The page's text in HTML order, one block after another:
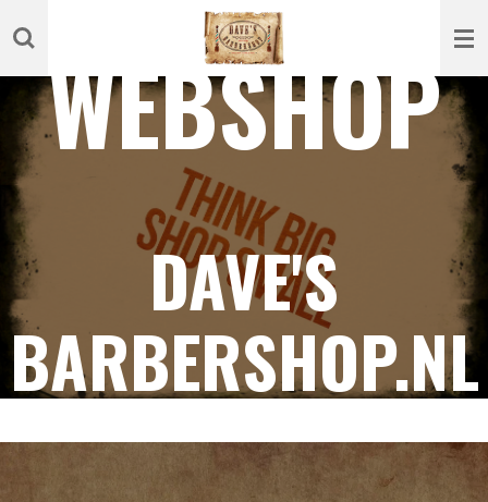
Ga
direct
naar
de
hoofdinhoud
WEBSHOP
DAVE'S
BARBERSHOP.NL